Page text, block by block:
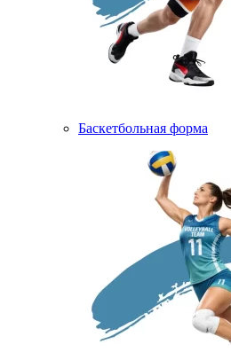
Баскетбольная форма